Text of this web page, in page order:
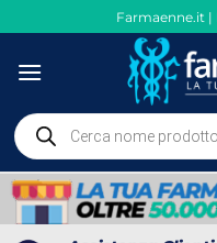
ai
contenuti
Farmaenne.it |
Ricerca
prodotti